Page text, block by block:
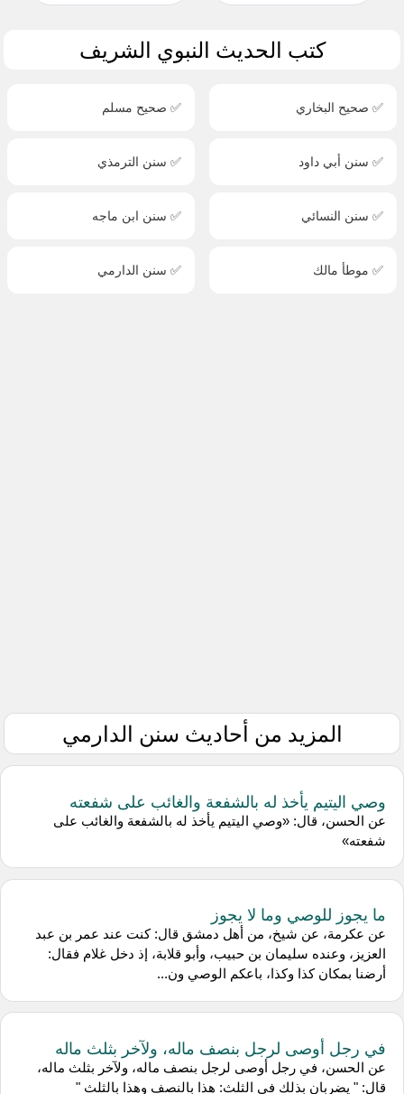
كتب الحديث النبوي الشريف
✅ صحيح البخاري ✅ صحيح مسلم
✅ سنن أبي داود ✅ سنن الترمذي
✅ سنن النسائي ✅ سنن ابن ماجه
✅ موطأ مالك ✅ سنن الدارمي
المزيد من أحاديث سنن الدارمي
وصي اليتيم يأخذ له بالشفعة والغائب على شفعته
عن الحسن، قال: «وصي اليتيم يأخذ له بالشفعة والغائب على
شفعته»
ما يجوز للوصي وما لا يجوز
عن عكرمة، عن شيخ، من أهل دمشق قال: كنت عند عمر بن عبد
العزيز، وعنده سليمان بن حبيب، وأبو قلابة، إذ دخل غلام فقال:
أرضنا بمكان كذا وكذا، باعكم الوصي ون...
في رجل أوصى لرجل بنصف ماله، ولآخر بثلث ماله
عن الحسن، في رجل أوصى لرجل بنصف ماله، ولآخر بثلث ماله،
قال: " يضربان بذلك في الثلث: هذا بالنصف وهذا بالثلث "